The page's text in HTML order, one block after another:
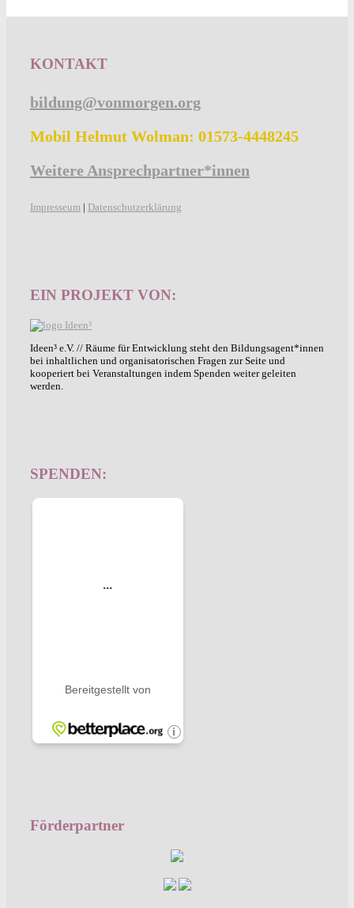
KONTAKT
bildung@vonmorgen.org
Mobil Helmut Wolman: 01573-4448245
Weitere Ansprechpartner*innen
Impresseum | Datenschutzerklärung
EIN PROJEKT VON:
Ideen³ e.V. // Räume für Entwicklung steht den Bildungsagent*innen
bei inhaltlichen und organisatorischen Fragen zur Seite und
kooperiert bei Veranstaltungen indem Spenden weiter geleiten
werden.
SPENDEN:
Förderpartner